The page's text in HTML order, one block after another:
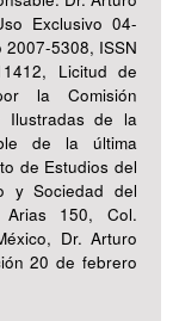
Exclusivo 04-
5308, ISSN
Licitud de
la Comisión
Ilustradas de la
de la última
de Estudios del
y Sociedad del
Arias 150, Col.
Dr. Arturo
20 de febrero